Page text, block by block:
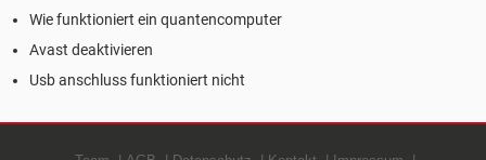
Wie funktioniert ein quantencomputer
Avast deaktivieren
Usb anschluss funktioniert nicht